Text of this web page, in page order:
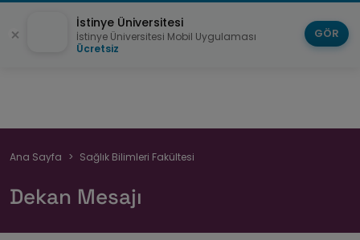
Sayfa
Ana Sayfa Sağlık Bilimleri Fakültesi
Dekan Mesajı
İstinye Üniversitesi
İstinye Üniversitesi Mobil Uygulaması
Ücretsiz
GÖR